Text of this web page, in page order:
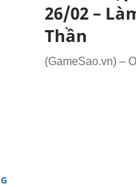
26/02 –
Thần
(GameSao.vn) –